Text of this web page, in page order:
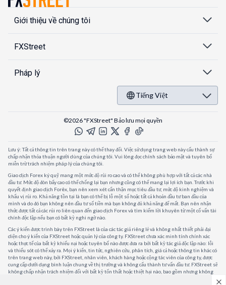
Giới thiệu về chúng tôi
FXStreet
Pháp lý
Tiếng Việt
©2026 "FXStreet" Bảo lưu mọi quyền
Lưu ý: Tất cả thông tin trên trang này có thể thay đổi. Việc sử dụng trang web này cấu thành sự
chấp nhận thỏa thuận người dùng của chúng tôi. Vui lòng đọc chính sách bảo mật và tuyên bố
miễn trừ trách nhiệm pháp lý của chúng tôi.
Giao dịch Forex ký quỹ mang một mức độ rủi ro cao và có thể không phù hợp với tất cả các nhà
đầu tư. Mức độ đòn bẩy cao có thể chống lại bạn nhưng cũng có thể mang lại lợi ích bạn. Trước khi
quyết định giao dịch Forêx, bạn nên xem xét cẩn thận mục tiêu đầu tư, mức độ kinh nghiệm và
khẩu vị rủi ro. Khả năng tồn tại là bạn có thể bị lỗ một số hoặc tất cả khoản đầu tư ban đầu của
mình và do đó bạn không nên đầu tư số tiền mà bạn không đủ khả năng để mất. Bạn nên nhận
thức được tất cả các rủi ro liên quan đến giao dịch Forex và tìm kiếm lời khuyên từ một cố vấn tài
chính độc lập nếu bạn có bất kỳ nghi ngờ nào.
Các ý kiến được trình bày trên FXStreet là của các tác giả riêng lẻ và không nhất thiết phải đại
diện cho ý kiến của FXStreet hoặc quản lý của công ty. FXStreet chưa xác minh tính chính xác
hoặc thực tế của bất kỳ khiếu nại hoặc tuyên bố nào được đưa ra bởi bất kỳ tác giả độc lập nào: lỗi
và thiếu sót có thể xảy ra. Mọi ý kiến, tin tức, nghiên cứu, phân tích, giá cả hoặc thông tin khác có
trên trang web này, bởi FXStreet, nhân viên, khách hàng hoặc cộng tác viên của công ty, được
cung cấp dưới dạng bình luận chung về thị trường và không cấu thành tư vấn đầu tư. FXStreet sẽ
không chấp nhận trách nhiệm đối với bất kỳ tổn thất hoặc thiệt hại nào, bao gồm nhưng không